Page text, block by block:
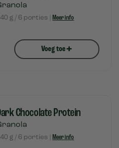
g / 6 porties | Meer info
Voeg toe+
Chocolate Protein
g / 6 porties | Meer info